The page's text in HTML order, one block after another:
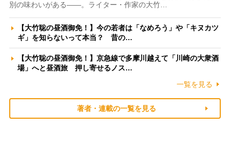
別の味わいがある――。ライター・作家の大竹…
【大竹聡の昼酒御免！】今の若者は「なめろう」や「キヌカツ
ギ」を知らないって本当？ 昔の…
【大竹聡の昼酒御免！】京急線で多摩川越えて「川崎の大衆酒
場」へと昼酒旅 押し寄せるノス…
一覧を見る
著者・連載の一覧を見る